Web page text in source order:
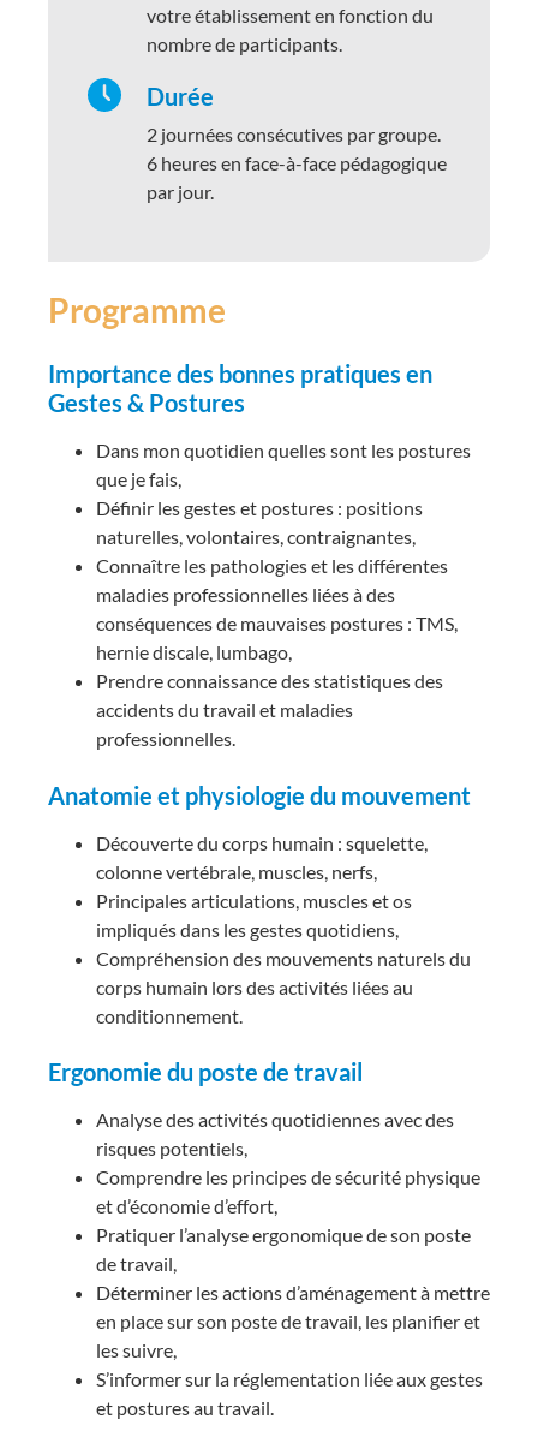
votre établissement en fonction du
nombre de participants.
Durée
2 journées consécutives par groupe.
6 heures en face-à-face pédagogique
par jour.
Programme
Importance des bonnes pratiques en
Gestes & Postures
Dans mon quotidien quelles sont les postures
que je fais,
Définir les gestes et postures : positions
naturelles, volontaires, contraignantes,
Connaître les pathologies et les différentes
maladies professionnelles liées à des
conséquences de mauvaises postures : TMS,
hernie discale, lumbago,
Prendre connaissance des statistiques des
accidents du travail et maladies
professionnelles.
Anatomie et physiologie du mouvement
Découverte du corps humain : squelette,
colonne vertébrale, muscles, nerfs,
Principales articulations, muscles et os
impliqués dans les gestes quotidiens,
Compréhension des mouvements naturels du
corps humain lors des activités liées au
conditionnement.
Ergonomie du poste de travail
Analyse des activités quotidiennes avec des
risques potentiels,
Comprendre les principes de sécurité physique
et d’économie d’effort,
Pratiquer l’analyse ergonomique de son poste
de travail,
Déterminer les actions d’aménagement à mettre
en place sur son poste de travail, les planifier et
les suivre,
S’informer sur la réglementation liée aux gestes
et postures au travail.